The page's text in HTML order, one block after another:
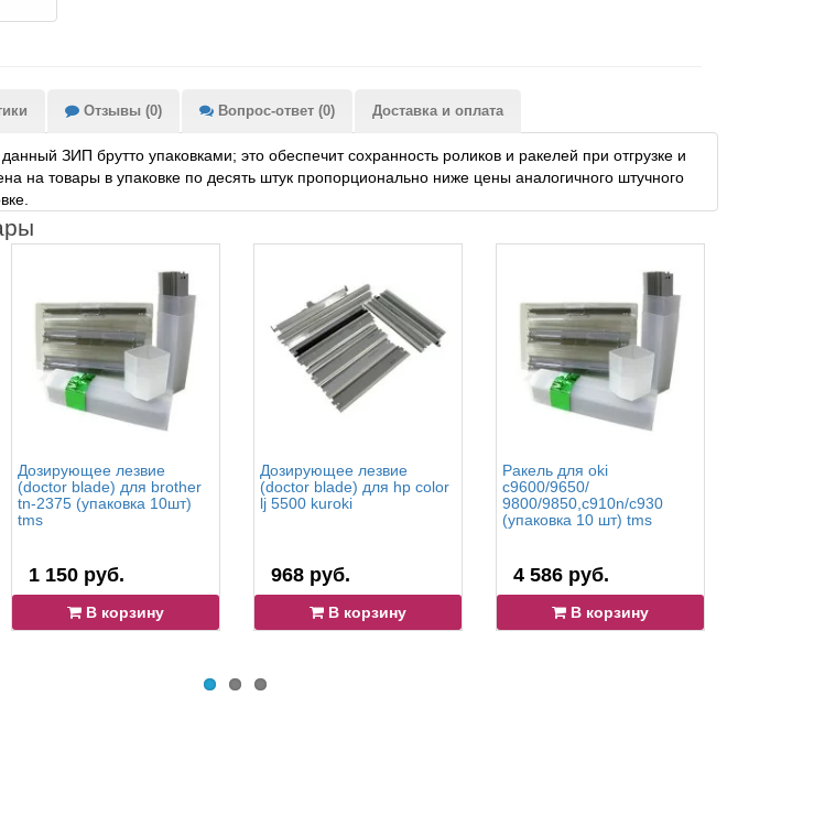
Отзывы (0) Вопрос-ответ (0) Доставка и оплата
ЗИП брутто упаковками; это обеспечит сохранность роликов и ракелей при отгрузке и
на товары в упаковке по десять штук пропорционально ниже цены аналогичного штучного
Дозирующее лезвие
(doctor blade) для brother
tn-2375 (упаковка 10шт)
tms
1 150 руб.
В корзину
Дозирующее лезвие
(doctor blade) для hp color
lj 5500 kuroki
968 руб.
В корзину
Ракель для oki
c9600/9650/
9800/9850,c910n/c930
(упаковка 10 шт) tms
4 586 руб.
В корзину